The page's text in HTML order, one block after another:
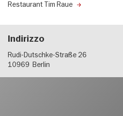
Restaurant Tim Raue
Indirizzo
Rudi-Dutschke-Straße 26
10969 Berlin